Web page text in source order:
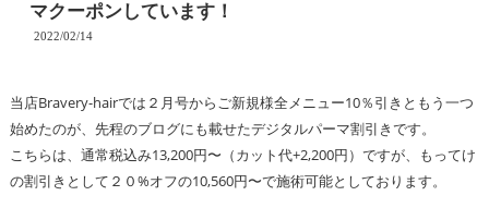
マクーポンしています！
2022/02/14
当店Bravery-hairでは２月号からご新規様全メニュー10％引きともう一つ
始めたのが、先程のブログにも載せたデジタルパーマ割引きです。
こちらは、通常税込み13,200円〜（カット代+2,200円）ですが、もってけ
の割引きとして２０%オフの10,560円〜で施術可能としております。